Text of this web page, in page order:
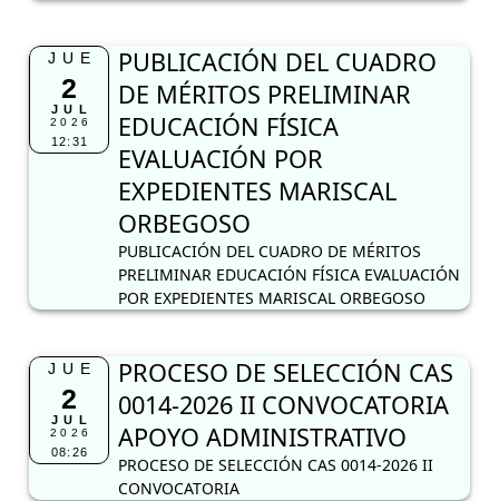
JUE
2
JUL
2026
12:31
PUBLICACIÓN DEL CUADRO
DE MÉRITOS PRELIMINAR
EDUCACIÓN FÍSICA
EVALUACIÓN POR
EXPEDIENTES MARISCAL
ORBEGOSO
PUBLICACIÓN DEL CUADRO DE MÉRITOS
PRELIMINAR EDUCACIÓN FÍSICA EVALUACIÓN
POR EXPEDIENTES MARISCAL ORBEGOSO
JUE
2
JUL
2026
08:26
PROCESO DE SELECCIÓN CAS
0014-2026 II CONVOCATORIA
APOYO ADMINISTRATIVO
PROCESO DE SELECCIÓN CAS 0014-2026 II
CONVOCATORIA